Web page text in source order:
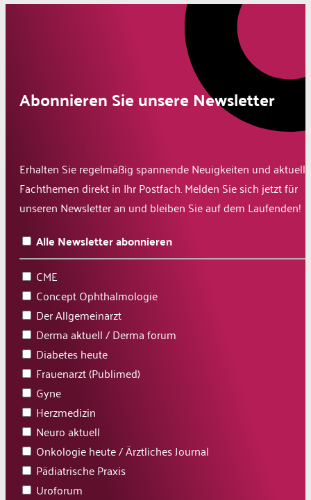
Abonnieren Sie unsere Newsletter
Erhalten Sie regelmäßig spannende Neuigkeiten und aktuelle
Fachthemen direkt in Ihr Postfach. Melden Sie sich jetzt für
unseren Newsletter an und bleiben Sie auf dem Laufenden!
Alle Newsletter abonnieren
CME
Concept Ophthalmologie
Der Allgemeinarzt
Derma aktuell / Derma forum
Diabetes heute
Frauenarzt (Publimed)
Gyne
Herzmedizin
Neuro aktuell
Onkologie heute / Ärztliches Journal
Pädiatrische Praxis
Uroforum